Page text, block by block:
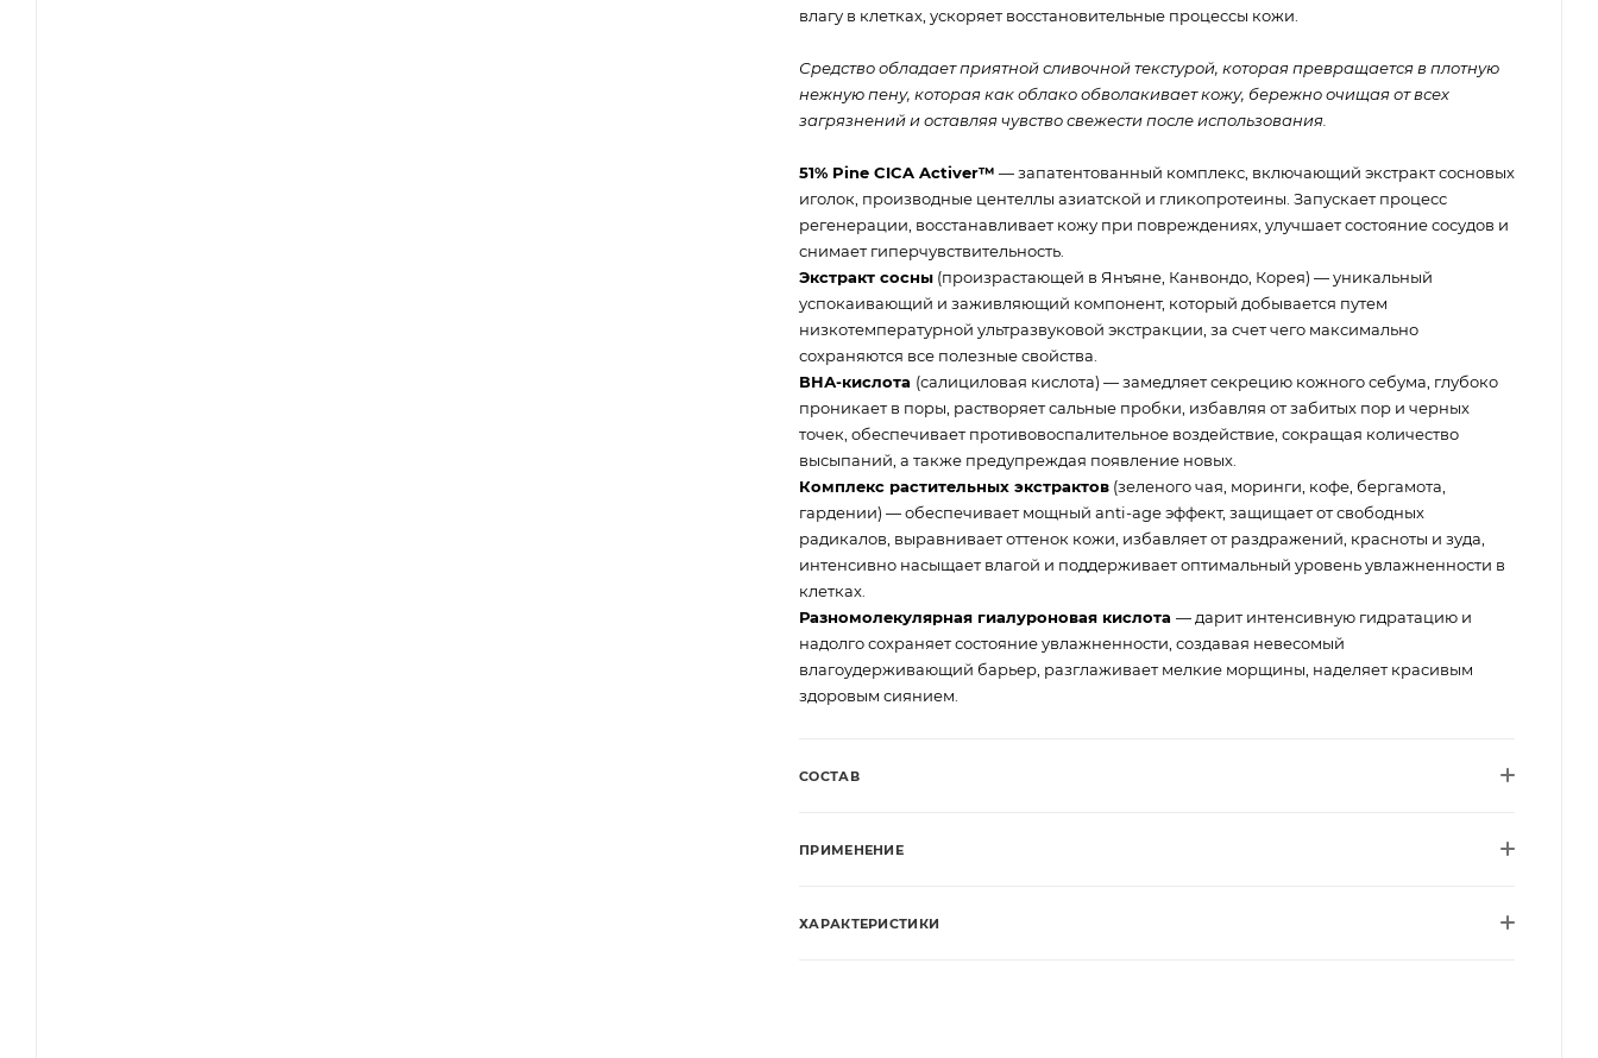
влагу в клетках, ускоряет восстановительные процессы кожи.
Средство обладает приятной сливочной текстурой, которая превращается в плотную
нежную пену, которая как облако обволакивает кожу, бережно очищая от всех
загрязнений и оставляя чувство свежести после использования.
51% Pine CICA Activer™ — запатентованный комплекс, включающий экстракт сосновых
иголок, производные центеллы азиатской и гликопротеины. Запускает процесс
регенерации, восстанавливает кожу при повреждениях, улучшает состояние сосудов и
снимает гиперчувствительность.
Экстракт сосны (произрастающей в Янъяне, Канвондо, Корея) — уникальный
успокаивающий и заживляющий компонент, который добывается путем
низкотемпературной ультразвуковой экстракции, за счет чего максимально
сохраняются все полезные свойства.
ВНА-кислота (салициловая кислота) — замедляет секрецию кожного себума, глубоко
проникает в поры, растворяет сальные пробки, избавляя от забитых пор и черных
точек, обеспечивает противовоспалительное воздействие, сокращая количество
высыпаний, а также предупреждая появление новых.
Комплекс растительных экстрактов (зеленого чая, моринги, кофе, бергамота,
гардении) — обеспечивает мощный anti-age эффект, защищает от свободных
радикалов, выравнивает оттенок кожи, избавляет от раздражений, красноты и зуда,
интенсивно насыщает влагой и поддерживает оптимальный уровень увлажненности в
клетках.
Разномолекулярная гиалуроновая кислота — дарит интенсивную гидратацию и
надолго сохраняет состояние увлажненности, создавая невесомый
влагоудерживающий барьер, разглаживает мелкие морщины, наделяет красивым
здоровым сиянием.
СОСТАВ
ПРИМЕНЕНИЕ
ХАРАКТЕРИСТИКИ